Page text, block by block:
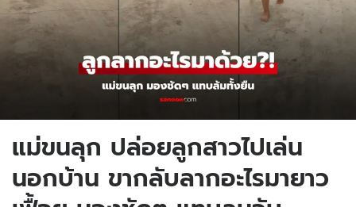
แม่ขนลุก ปล่อยลูกสาวไปเล่น
นอกบ้าน ขากลับลากอะไรมายาว